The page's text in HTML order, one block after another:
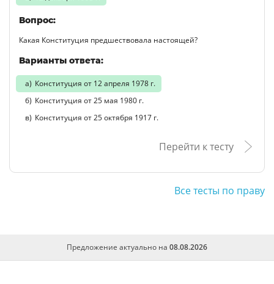
Вопрос:
Какая Конституция предшествовала настоящей?
Варианты ответа:
Конституция от 12 апреля 1978 г.
Конституция от 25 мая 1980 г.
Конституция от 25 октября 1917 г.
Перейти к тесту
Все тесты по праву
Предложение актуально на 08.08.2026